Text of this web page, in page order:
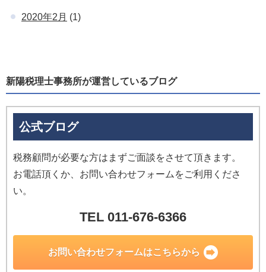
2020年2月 (1)
新陽税理士事務所が運営しているブログ
公式ブログ
税務顧問が必要な方はまずご面談をさせて頂きます。
お電話頂くか、お問い合わせフォームをご利用くださ
い。
TEL 011-676-6366
お問い合わせフォームはこちらから